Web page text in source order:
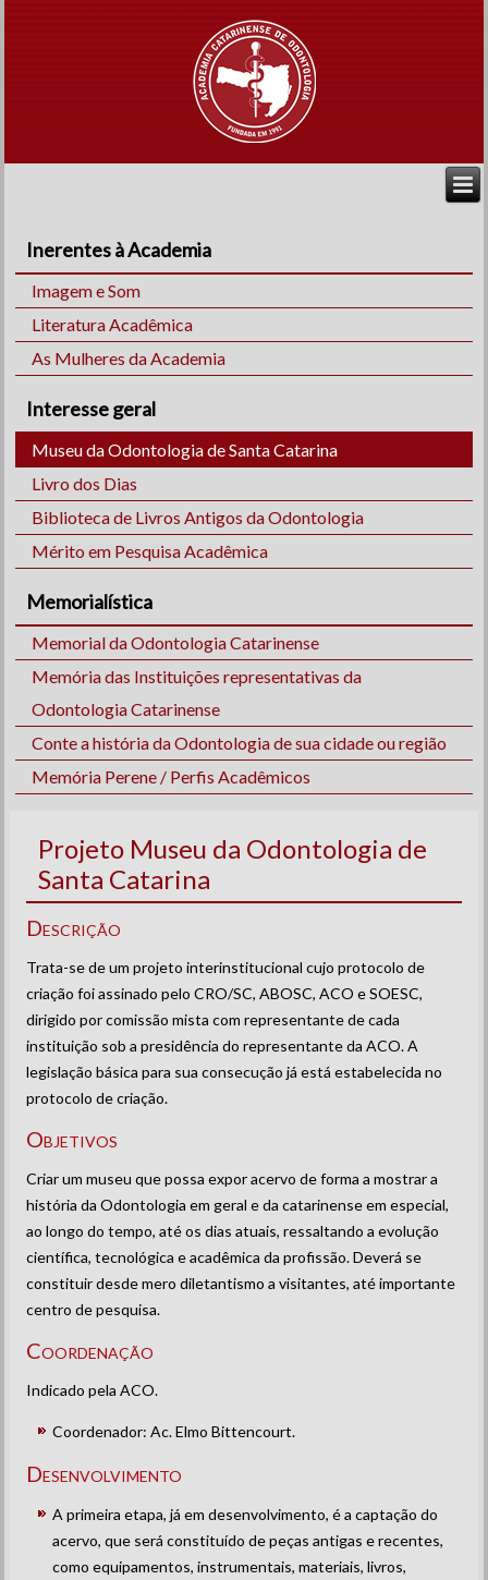
Inerentes à Academia
Imagem e Som
Literatura Acadêmica
As Mulheres da Academia
Interesse geral
Museu da Odontologia de Santa Catarina
Livro dos Dias
Biblioteca de Livros Antigos da Odontologia
Mérito em Pesquisa Acadêmica
Memorialística
Memorial da Odontologia Catarinense
Memória das Instituições representativas da
Odontologia Catarinense
Conte a história da Odontologia de sua cidade ou região
Memória Perene / Perfis Acadêmicos
Projeto Museu da Odontologia de
Santa Catarina
Descrição
Trata-se de um projeto interinstitucional cujo protocolo de
criação foi assinado pelo CRO/SC, ABOSC, ACO e SOESC,
dirigido por comissão mista com representante de cada
instituição sob a presidência do representante da ACO. A
legislação básica para sua consecução já está estabelecida no
protocolo de criação.
Objetivos
Criar um museu que possa expor acervo de forma a mostrar a
história da Odontologia em geral e da catarinense em especial,
ao longo do tempo, até os dias atuais, ressaltando a evolução
científica, tecnológica e acadêmica da profissão. Deverá se
constituir desde mero diletantismo a visitantes, até importante
centro de pesquisa.
Coordenação
Indicado pela ACO.
Coordenador: Ac. Elmo Bittencourt.
Desenvolvimento
A primeira etapa, já em desenvolvimento, é a captação do
acervo, que será constituído de peças antigas e recentes,
como equipamentos, instrumentais, materiais, livros,